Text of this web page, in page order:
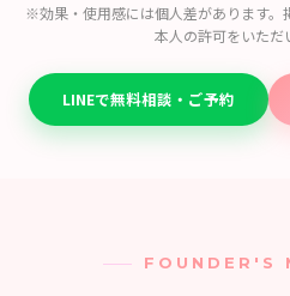
※効果・使用感には個人差があります。
本人の許可をいただ
LINEで無料相談・ご予約
FOUNDER'S